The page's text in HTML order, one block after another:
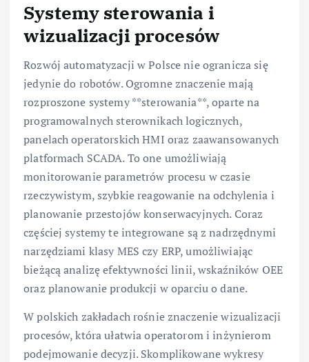
Systemy sterowania i
wizualizacji procesów
Rozwój automatyzacji w Polsce nie ogranicza się
jedynie do robotów. Ogromne znaczenie mają
rozproszone systemy **sterowania**, oparte na
programowalnych sterownikach logicznych,
panelach operatorskich HMI oraz zaawansowanych
platformach SCADA. To one umożliwiają
monitorowanie parametrów procesu w czasie
rzeczywistym, szybkie reagowanie na odchylenia i
planowanie przestojów konserwacyjnych. Coraz
częściej systemy te integrowane są z nadrzędnymi
narzędziami klasy MES czy ERP, umożliwiając
bieżącą analizę efektywności linii, wskaźników OEE
oraz planowanie produkcji w oparciu o dane.
W polskich zakładach rośnie znaczenie wizualizacji
procesów, która ułatwia operatorom i inżynierom
podejmowanie decyzji. Skomplikowane wykresy